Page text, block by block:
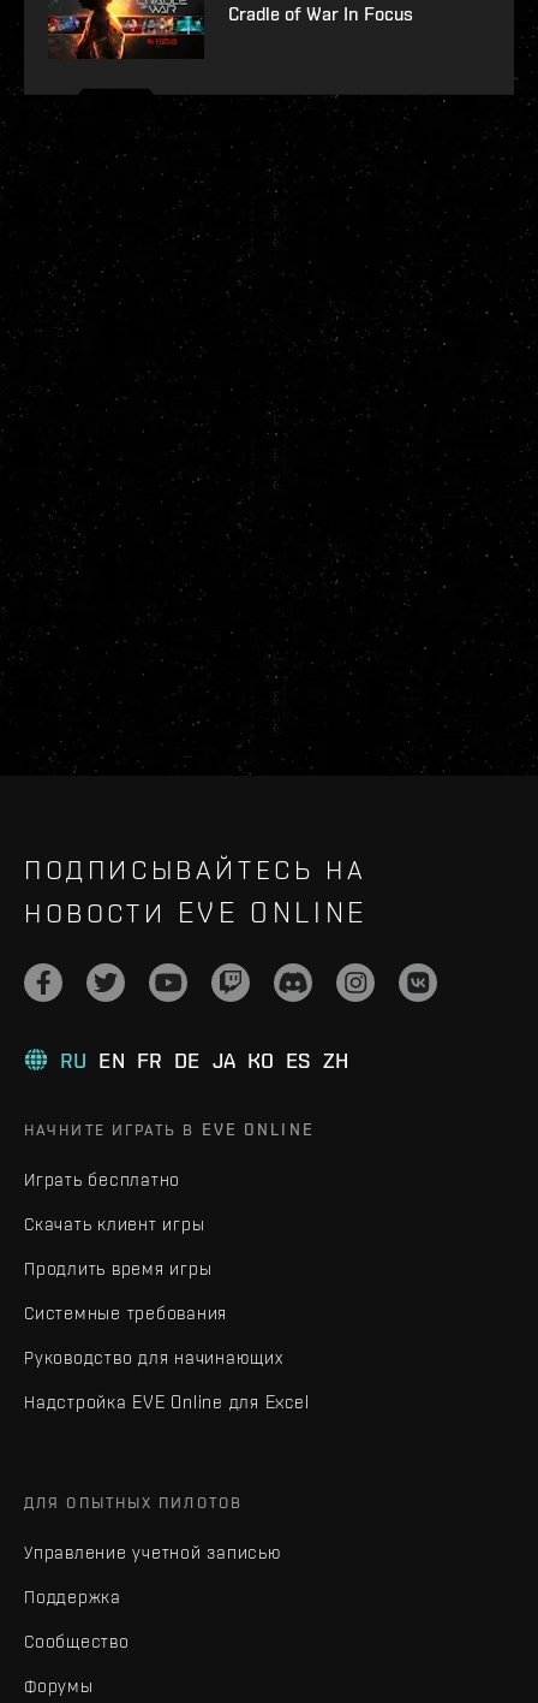
Cradle of War In Focus
ПОДПИСЫВАЙТЕСЬ НА
НОВОСТИ EVE ONLINE
RU EN FR DE JA KO ES ZH
НАЧНИТЕ ИГРАТЬ В EVE ONLINE
Играть бесплатно
Скачать клиент игры
Продлить время игры
Системные требования
Руководство для начинающих
Надстройка EVE Online для Excel
ДЛЯ ОПЫТНЫХ ПИЛОТОВ
Управление учетной записью
Поддержка
Сообщество
Форумы